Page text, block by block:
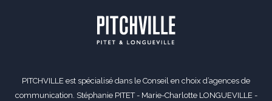
PITCHVILLE est spécialisé dans le Conseil en choix d’agences de
communication. Stéphanie PITET - Marie-Charlotte LONGUEVILLE -